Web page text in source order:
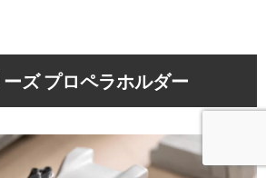
ズ プロペラホルダー